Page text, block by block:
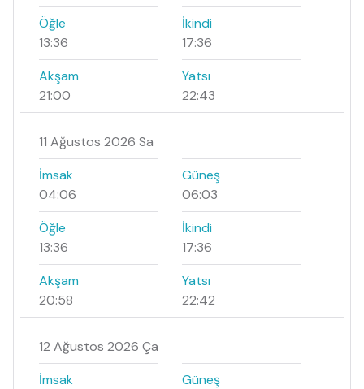
Öğle
13:36
İkindi
17:36
Akşam
21:00
Yatsı
22:43
11 Ağustos 2026 Sa
İmsak
04:06
Güneş
06:03
Öğle
13:36
İkindi
17:36
Akşam
20:58
Yatsı
22:42
12 Ağustos 2026 Ça
İmsak
Güneş